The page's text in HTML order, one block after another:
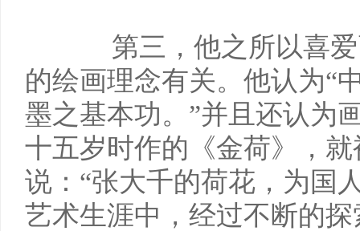
第三，他之所以喜
的绘画理念有关。他认为“
墨之基本功。”并且还认为
十五岁时作的《金荷》，
说：“张大千的荷花，为国
艺术生涯中，经过不断的